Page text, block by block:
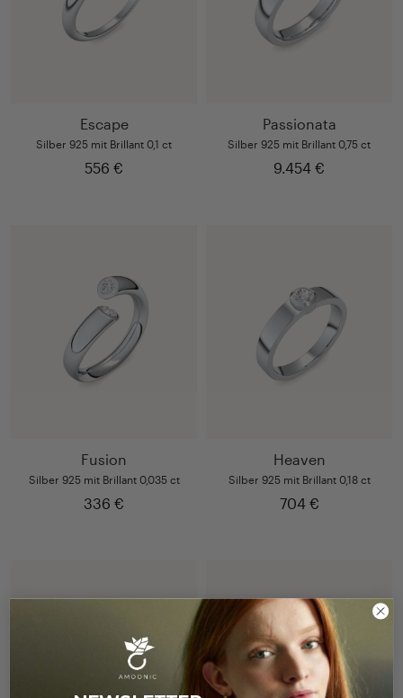
Escape
Silber 925 mit Brillant 0,1 ct
556 €
Passionata
Silber 925 mit Brillant 0,75 ct
9.454 €
Fusion
Silber 925 mit Brillant 0,035 ct
336 €
Heaven
Silber 925 mit Brillant 0,18 ct
704 €